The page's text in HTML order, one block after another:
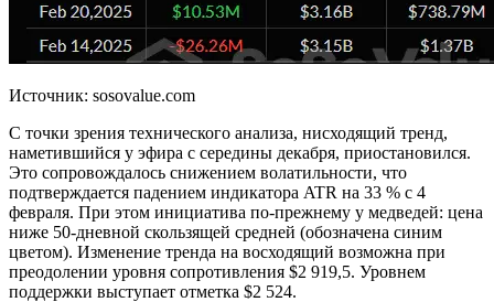
Источник: sosovalue.com
С точки зрения технического анализа, нисходящий тренд,
наметившийся у эфира с середины декабря, приостановился.
Это сопровождалось снижением волатильности, что
подтверждается падением индикатора ATR на 33 % с 4
февраля. При этом инициатива по-прежнему у медведей: цена
ниже 50-дневной скользящей средней (обозначена синим
цветом). Изменение тренда на восходящий возможна при
преодолении уровня сопротивления $2 919,5. Уровнем
поддержки выступает отметка $2 524.